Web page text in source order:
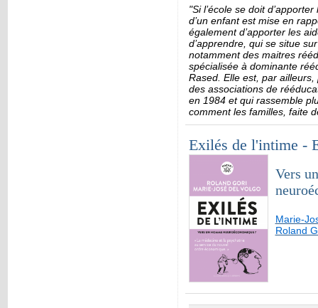
"Si l’école se doit
d’un enfant est mise en
également d’apporter les
d’apprendre, qui se situe
notamment des maitres
spécialisée à dominante
Rased. Elle est, par
des associations de
en 1984 et qui rassemble
comment les familles, faite
Exilés de l'intime -
Vers
Marie-
Roland